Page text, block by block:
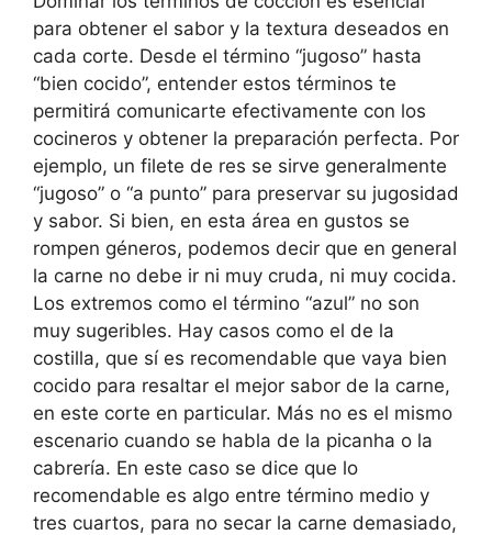
para obtener el sabor y la textura deseados en
cada corte. Desde el término “jugoso” hasta
“bien cocido”, entender estos términos te
permitirá comunicarte efectivamente con los
cocineros y obtener la preparación perfecta. Por
ejemplo, un filete de res se sirve generalmente
“jugoso” o “a punto” para preservar su jugosidad
y sabor. Si bien, en esta área en gustos se
rompen géneros, podemos decir que en general
la carne no debe ir ni muy cruda, ni muy cocida.
Los extremos como el término “azul” no son
muy sugeribles. Hay casos como el de la
costilla, que sí es recomendable que vaya bien
cocido para resaltar el mejor sabor de la carne,
en este corte en particular. Más no es el mismo
escenario cuando se habla de la picanha o la
cabrería. En este caso se dice que lo
recomendable es algo entre término medio y
tres cuartos, para no secar la carne demasiado,